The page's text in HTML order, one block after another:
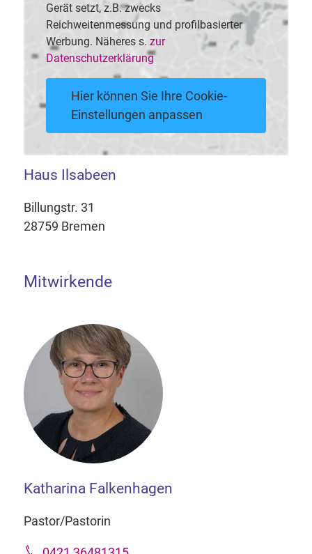
Gerät setzt, z.B. zwecks
Reichweitenmessung und profilbasierter
Werbung. Näheres s. zur
Datenschutzerklärung
Hier können Sie Ihre Cookie-
Einstellungen anpassen
Haus Ilsabeen
Billungstr. 31
28759 Bremen
Mitwirkende
Katharina Falkenhagen
Pastor/Pastorin